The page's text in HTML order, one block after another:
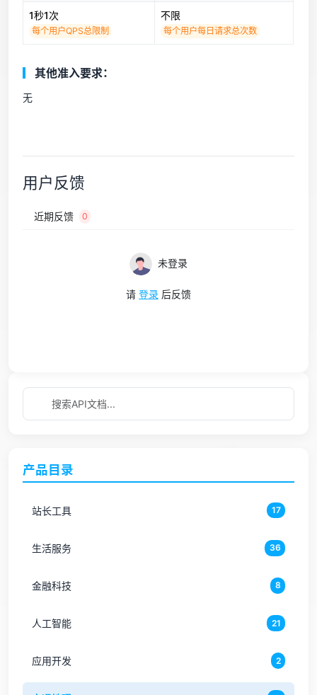
产品目录
站长工具 17
生活服务 36
金融科技 8
人工智能 21
应用开发 2
1秒1次
每个用户QPS总限制
不限
每个用户每日请求总次数
其他准入要求：
无
用户反馈
近期反馈 0
未登录
请 登录 后反馈